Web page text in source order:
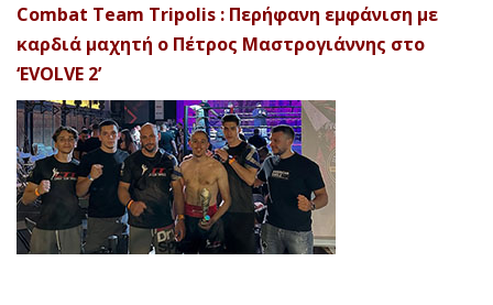
Combat Team Tripolis : Περήφανη εμφάνιση με
καρδιά μαχητή ο Πέτρος Μαστρογιάννης στο
‘EVOLVE 2’